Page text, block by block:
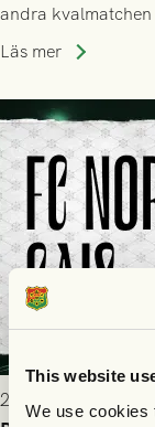
This website
We use cookies
andra kvalmatchen
Park! Fredrik
Läs mer
2026-07-29 9:15